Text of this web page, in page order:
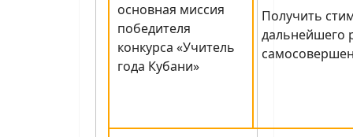
основная миссия
победителя
конкурса «Учитель
года Кубани»
Получить
дальнейшего